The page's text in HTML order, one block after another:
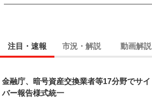
注目・速報 市況・解説 動画解説
金融庁、暗号資産交換業者等17分野でサイ
バー報告様式統一